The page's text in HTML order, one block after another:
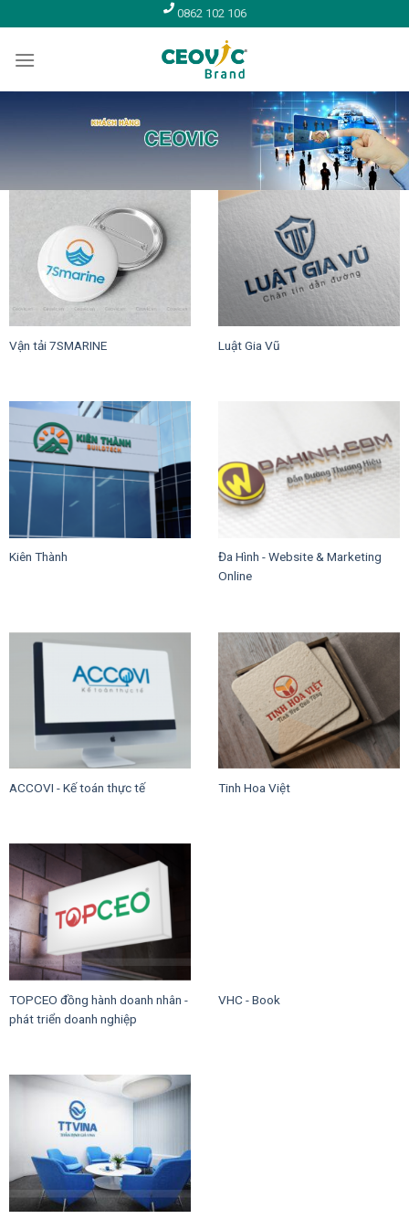
to
content
0862 102 106
Vận tải 7SMARINE Luật Gia Vũ
Kiên Thành
Đa Hình - Website & Marketing
Online
ACCOVI - Kế toán thực tế Tinh Hoa Việt
TOPCEO đồng hành doanh nhân -
phát triển doanh nghiệp
VHC - Book